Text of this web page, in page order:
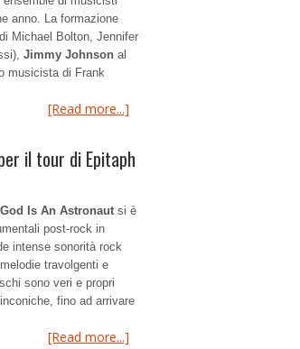
anno. La formazione
Michael Bolton, Jennifer
Jimmy Johnson al
musicista di Frank
[Read more...]
il tour di Epitaph
God Is An Astronaut si è
post-rock in
intense sonorità rock
travolgenti e
sono veri e propri
fino ad arrivare
[Read more...]